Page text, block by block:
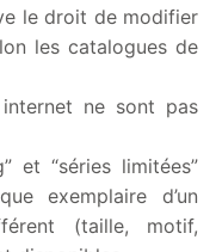
le droit de modifier
les catalogues de
ne sont pas
et “séries limitées”
exemplaire d’un
(taille, motif,